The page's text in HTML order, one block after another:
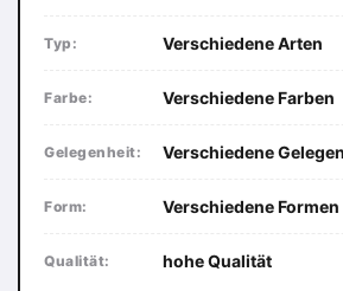
Typ: Verschiedene Arten
Farbe: Verschiedene Farben
Gelegenheit: Verschiedene
Form: Verschiedene Formen
Qualität: hohe Qualität